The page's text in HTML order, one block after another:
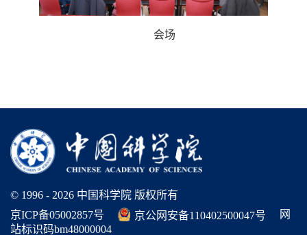
会场
© 1996 - 2026 中国科学院 版权所有
京ICP备05002857号
京公网安备110402500047号
网
站标识码bm48000004